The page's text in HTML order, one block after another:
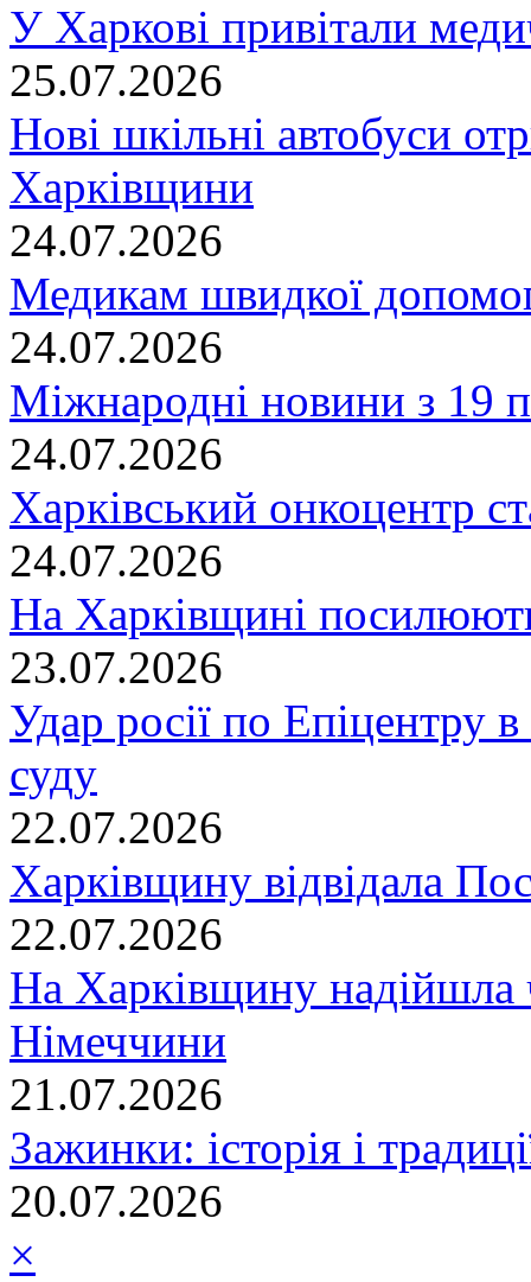
У Харкові привітали
25.07.2026
Нові шкільні автобуси
Харківщини
24.07.2026
Медикам швидкої
24.07.2026
Міжнародні новини з 19
24.07.2026
Харківський онкоцентр
24.07.2026
На Харківщині
23.07.2026
Удар росії по Епіцентру
суду
22.07.2026
Харківщину відвідала
22.07.2026
На Харківщину надійшла
Німеччини
21.07.2026
Зажинки: історія і
20.07.2026
×